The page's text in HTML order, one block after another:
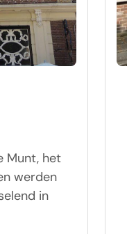
Munt, het
werden
in